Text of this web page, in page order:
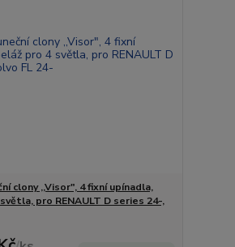
clony ,,Visor", 4 fixní upínadla,
pro RENAULT D series 24-,